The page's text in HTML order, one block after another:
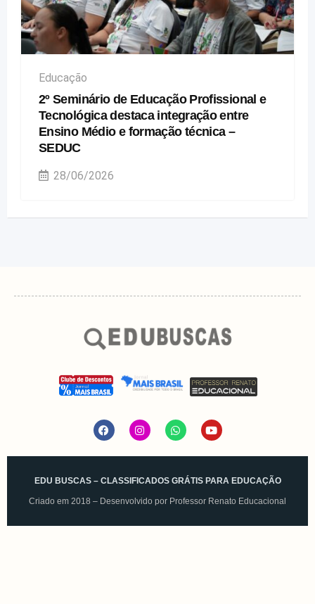
Educação
2º Seminário de Educação Profissional e
Tecnológica destaca integração entre
Ensino Médio e formação técnica –
SEDUC
28/06/2026
EDU BUSCAS – CLASSIFICADOS GRÁTIS PARA EDUCAÇÃO
Criado em 2018 – Desenvolvido por Professor Renato Educacional